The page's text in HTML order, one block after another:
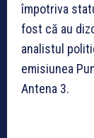
împotriva
fost că au
analistul
emisiunea
Antena 3.